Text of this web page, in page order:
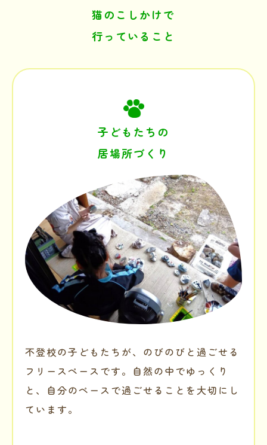
猫のこしかけで
行っていること
子どもたちの
居場所づくり
不登校の子どもたちが、のびのびと過ごせる
フリースペースです。自然の中でゆっくり
と、自分のペースで過ごせることを大切にし
ています。